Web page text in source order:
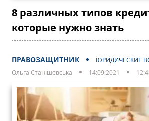
8 различных типов
которые нужно знать
ПРАВОЗАЩИТНИК
ЮРИДИЧЕСКИЕ
Ольга Станішевська
14:09:2021